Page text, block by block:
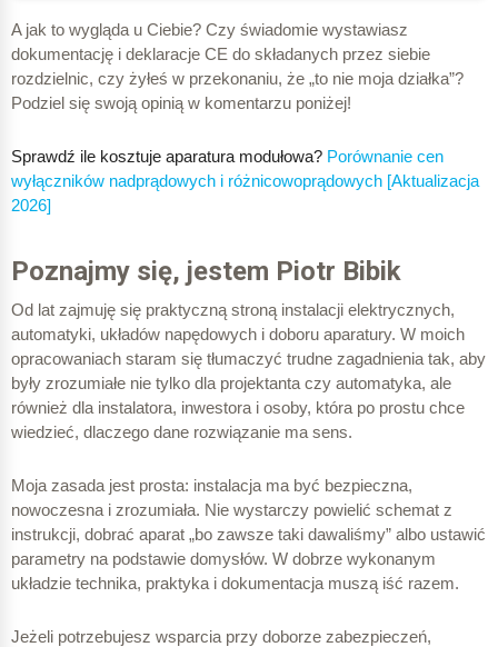
A jak to wygląda u Ciebie? Czy świadomie wystawiasz
dokumentację i deklaracje CE do składanych przez siebie
rozdzielnic, czy żyłeś w przekonaniu, że „to nie moja działka”?
Podziel się swoją opinią w komentarzu poniżej!
Sprawdź ile kosztuje aparatura modułowa? Porównanie cen
wyłączników nadprądowych i różnicowoprądowych [Aktualizacja
2026]
Poznajmy się, jestem Piotr Bibik
Od lat zajmuję się praktyczną stroną instalacji elektrycznych,
automatyki, układów napędowych i doboru aparatury. W moich
opracowaniach staram się tłumaczyć trudne zagadnienia tak, aby
były zrozumiałe nie tylko dla projektanta czy automatyka, ale
również dla instalatora, inwestora i osoby, która po prostu chce
wiedzieć, dlaczego dane rozwiązanie ma sens.
Moja zasada jest prosta: instalacja ma być bezpieczna,
nowoczesna i zrozumiała. Nie wystarczy powielić schemat z
instrukcji, dobrać aparat „bo zawsze taki dawaliśmy” albo ustawić
parametry na podstawie domysłów. W dobrze wykonanym
układzie technika, praktyka i dokumentacja muszą iść razem.
Jeżeli potrzebujesz wsparcia przy doborze zabezpieczeń,